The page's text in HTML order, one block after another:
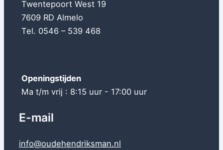
Twentepoort West 19
7609 RD Almelo
Tel. 0546 – 539 468
Openingstijden
Ma t/m vrij : 8:15 uur - 17:00 uur
E-mail
info@oudehendriksman.nl